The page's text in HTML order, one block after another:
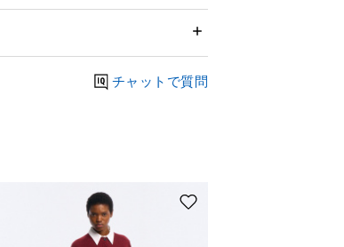
チャットで質問